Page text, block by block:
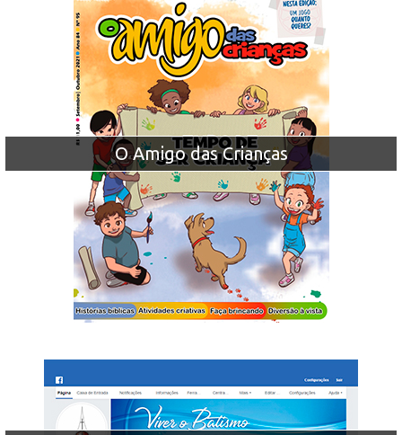
O Amigo das Crianças